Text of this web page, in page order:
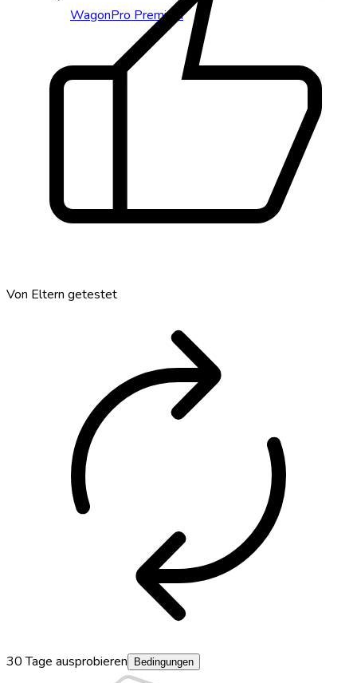
WagonPro Premium
thumb_up
Von Eltern getestetautorenew
30 Tage ausprobieren Bedingungen